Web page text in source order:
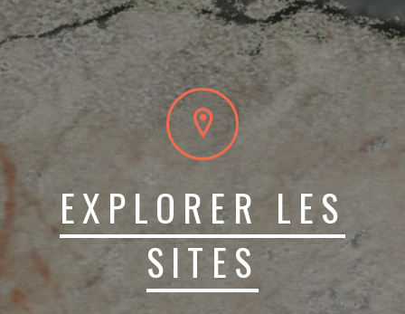
EXPLORER LES
SITES